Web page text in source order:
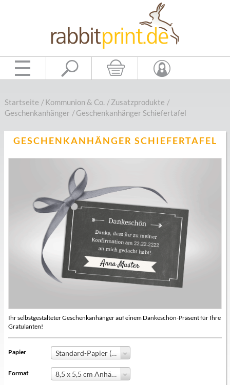
Startseite /Kommunion & Co. /Zusatzprodukte /
Geschenkanhänger /Geschenkanhänger Schiefertafel
GESCHENKANHÄNGER SCHIEFERTAFEL
Ihr selbstgestalteter Geschenkanhänger auf einem Dankeschön-Präsent für Ihre
Gratulanten!
Papier Standard-Papier (+0,00 €)
Format 8,5 x 5,5 cm Anhänger